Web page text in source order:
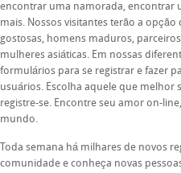
encontrar uma namorada, encontrar
mais. Nossos visitantes terão a
gostosas, homens maduros,
mulheres asiáticas. Em nossas
formulários para se registrar e fazer
usuários. Escolha aquele que melhor
registre-se. Encontre seu amor on-
mundo.
Toda semana há milhares de novos
comunidade e conheça novas